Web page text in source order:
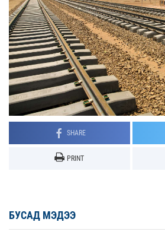
SHARE
PRINT
БУСАД МЭДЭЭ